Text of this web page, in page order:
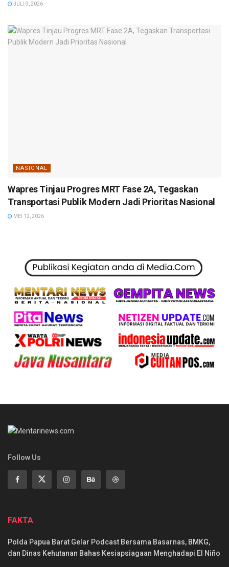
JULI 9, 2026
NASIONAL
Wapres Tinjau Progres MRT Fase 2A, Tegaskan
Transportasi Publik Modern Jadi Prioritas Nasional
MEI 12, 2026
Follow Us
FAKTA
Polda Papua Barat Gelar Podcast Bersama Basarnas, BMKG,
dan Dinas Kehutanan Bahas Kesiapsiagaan Menghadapi El Niño